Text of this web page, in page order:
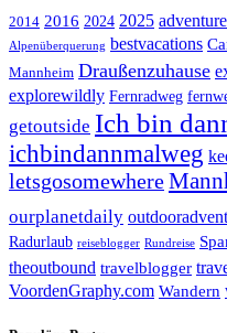
2014 2016 2024 2025
Alpenüberquerung bestvacations
Mannheim Draußenzuhause
explorewildly Fernradweg
getoutside Ich bin
ichbindannmalweg
letsgosomewhere
ourplanetdaily
Radurlaub reiseblogger Rundreise
theoutbound travelblogger
VoordenGraphy.com Wandern